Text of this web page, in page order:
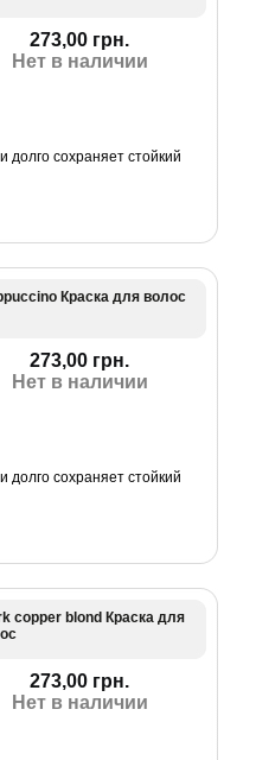
273,00 грн.
Нет в наличии
сохраняет стойкий
Краска для волос
273,00 грн.
Нет в наличии
сохраняет стойкий
copper blond Краска для
273,00 грн.
Нет в наличии